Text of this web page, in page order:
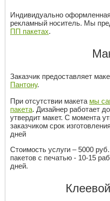
Индивидуально
рекламный носитель. Мы
ПП пакетах.
Заказчик предоставляет
Пантону.
При отсутствии макета мы
пакета. Дизайнер работает
утвердит макет. С момента
заказчиком срок
дней
Стоимость услуги – 5000
пакетов с печатью - 10-15
дней.